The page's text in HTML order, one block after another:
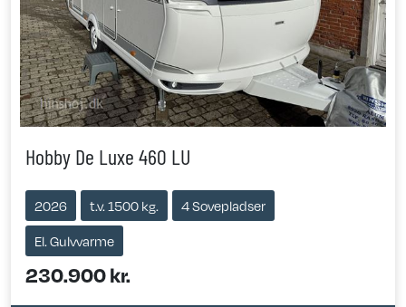
Hobby De Luxe 460 LU
2026 t.v. 1500 kg.
4 Sovepladser
El. Gulvvarme
230.900 kr.